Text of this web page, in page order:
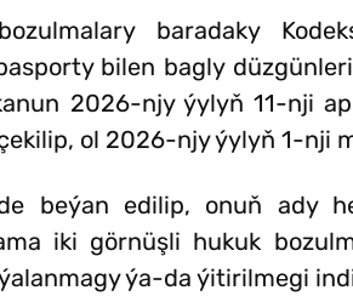
baradaky
bilen bagly
2026-njy ýylyň 11-nji
ol 2026-njy ýylyň 1-nji
beýan edilip, onuň ady
iki görnüşli hukuk
ýa-da ýitirilmegi